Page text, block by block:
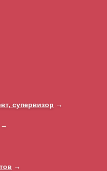
супервизор →
→
→